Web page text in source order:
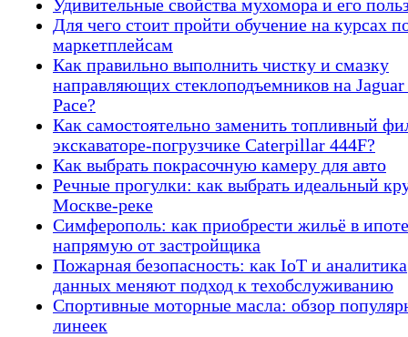
Удивительные свойства мухомора и его
Для чего стоит пройти обучение на курсах
маркетплейсам
Как правильно выполнить чистку и смазку
направляющих стеклоподъемников на
Pace?
Как самостоятельно заменить топливный
экскаваторе-погрузчике Caterpillar 444F?
Как выбрать покрасочную камеру для авто
Речные прогулки: как выбрать идеальный
Москве-реке
Симферополь: как приобрести жильё в
напрямую от застройщика
Пожарная безопасность: как IoT и аналитика
данных меняют подход к техобслуживанию
Спортивные моторные масла: обзор
линеек